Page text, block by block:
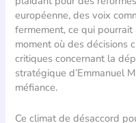
européenne, des voix
fermement, ce qui
moment où des décisions
critiques concernant la
stratégique d’Emmanuel
méfiance.
Ce climat de désaccord